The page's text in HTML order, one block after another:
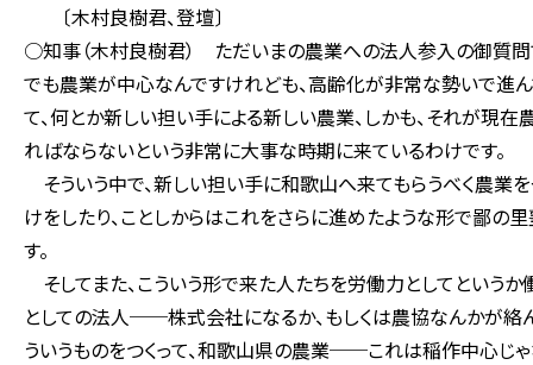
〔木村良樹君、登壇〕
○知事（木村良樹君） ただいまの農業への法人参入の御質問
でも農業が中心なんですけれども、高齢化が非常な勢いで進
て、何とか新しい担い手による新しい農業、しかも、それが現
ればならないという非常に大事な時期に来ているわけです。
そういう中で、新しい担い手に和歌山へ来てもらうべく農業
けをしたり、ことしからはこれをさらに進めたような形で鄙の
す。
そしてまた、こういう形で来た人たちを労働力としてという
としての法人──株式会社になるか、もしくは農協なんかが絡
ういうものをつくって、和歌山県の農業──これは稲作中心じゃ